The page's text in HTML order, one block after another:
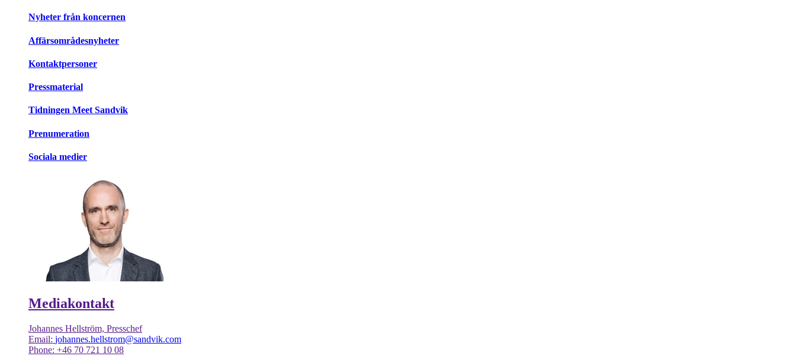
Nyheter från koncernen
Affärsområdesnyheter
Kontaktpersoner
Pressmaterial
Tidningen Meet Sandvik
Prenumeration
Sociala medier
Mediakontakt
Johannes Hellström, Presschef
Email: johannes.hellstrom@sandvik.com
Phone: +46 70 721 10 08